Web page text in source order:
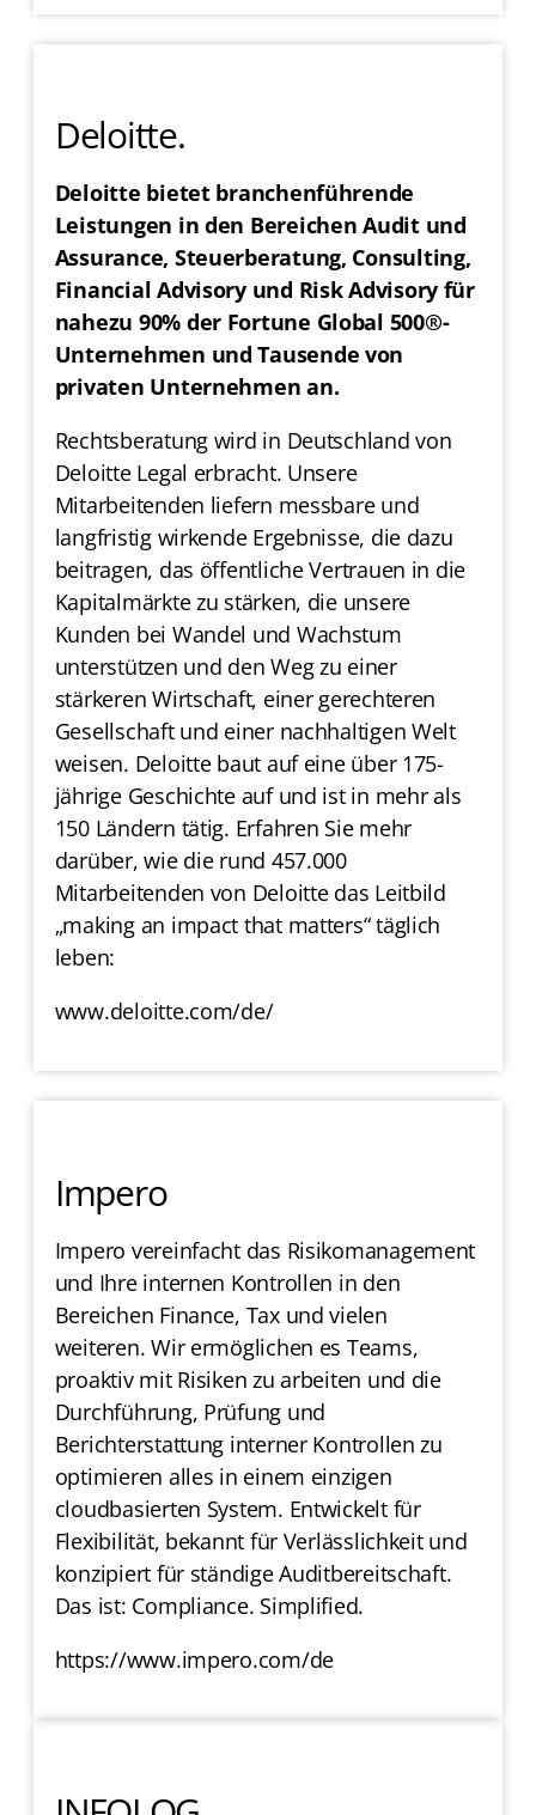
Deloitte.
Deloitte bietet branchenführende
Leistungen in den Bereichen Audit und
Assurance, Steuerberatung, Consulting,
Financial Advisory und Risk Advisory für
nahezu 90% der Fortune Global 500®-
Unternehmen und Tausende von
privaten Unternehmen an.
Rechtsberatung wird in Deutschland von
Deloitte Legal erbracht. Unsere
Mitarbeitenden liefern messbare und
langfristig wirkende Ergebnisse, die dazu
beitragen, das öffentliche Vertrauen in die
Kapitalmärkte zu stärken, die unsere
Kunden bei Wandel und Wachstum
unterstützen und den Weg zu einer
stärkeren Wirtschaft, einer gerechteren
Gesellschaft und einer nachhaltigen Welt
weisen. Deloitte baut auf eine über 175-
jährige Geschichte auf und ist in mehr als
150 Ländern tätig. Erfahren Sie mehr
darüber, wie die rund 457.000
Mitarbeitenden von Deloitte das Leitbild
„making an impact that matters“ täglich
leben:
www.deloitte.com/de/
Impero
Impero vereinfacht das Risikomanagement
und Ihre internen Kontrollen in den
Bereichen Finance, Tax und vielen
weiteren. Wir ermöglichen es Teams,
proaktiv mit Risiken zu arbeiten und die
Durchführung, Prüfung und
Berichterstattung interner Kontrollen zu
optimieren alles in einem einzigen
cloudbasierten System. Entwickelt für
Flexibilität, bekannt für Verlässlichkeit und
konzipiert für ständige Auditbereitschaft.
Das ist: Compliance. Simplified.
https://www.impero.com/de